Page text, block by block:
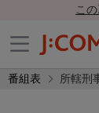
こ
番組表 所轄刑